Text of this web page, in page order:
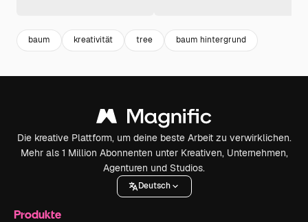
baum kreativität tree baum hintergrund
Die kreative Plattform, um deine beste Arbeit zu verwirklichen.
Mehr als 1 Million Abonnenten unter Kreativen, Unternehmen,
Agenturen und Studios.
Deutsch
Produkte